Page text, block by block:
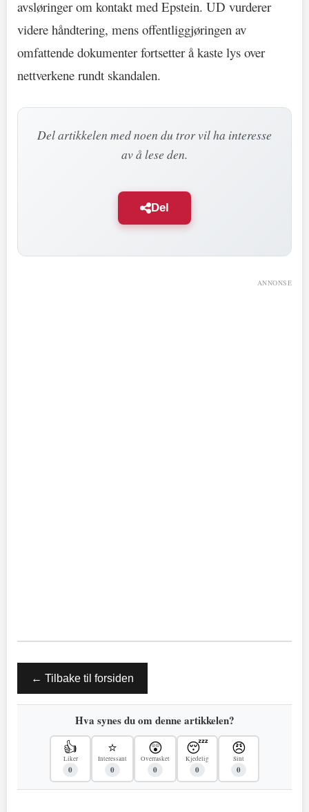
avsløringer om kontakt med Epstein. UD vurderer
videre håndtering, mens offentliggjøringen av
omfattende dokumenter fortsetter å kaste lys over
nettverkene rundt skandalen.
Del artikkelen med noen du tror vil ha interesse
av å lese den.
Del
ANNONSE
← Tilbake til forsiden
Hva synes du om denne artikkelen?
👍
Liker
0
⭐
Interessant
0
😲
Overrasket
0
😴
Kjedelig
0
😠
Sint
0